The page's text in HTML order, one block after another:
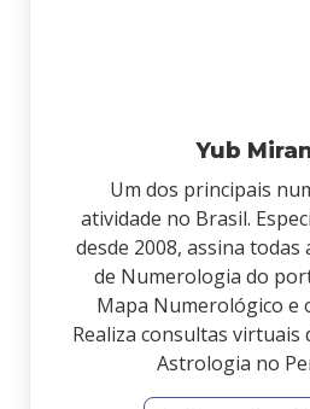
Yub
Um dos principais
atividade no Brasil.
desde 2008, assina
de Numerologia do
Mapa Numerológico e
Realiza consultas virtuais
Astrologia no